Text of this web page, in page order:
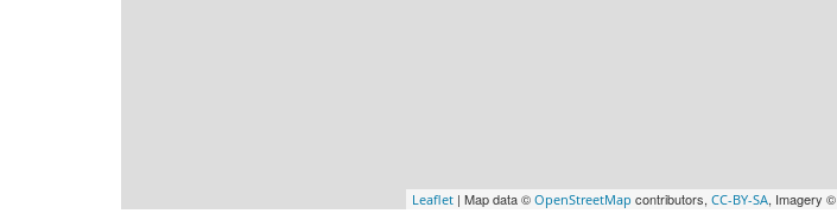
Leaflet| Map data © OpenStreetMap contributors, CC-BY-SA, Imagery ©